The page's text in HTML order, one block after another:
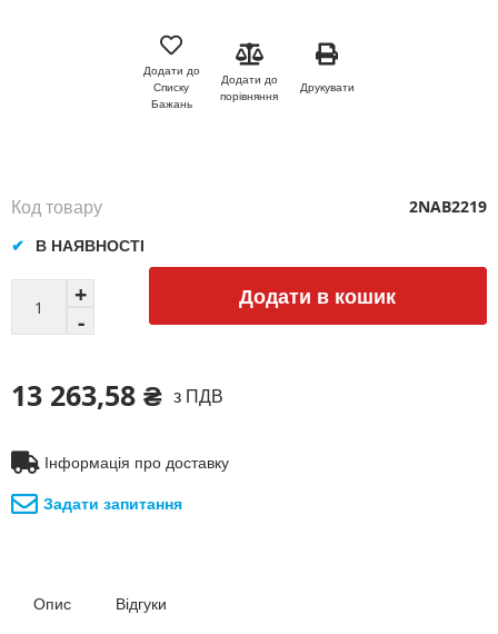
Додати до
Списку
Бажань
Додати до
порівняння
Друкувати
Додати в кошик
13 263,58 ₴ з ПДВ
В НАЯВНОСТІ
Код товару 2NAB2219
Інформація про доставку
Задати запитання
Опис Відгуки